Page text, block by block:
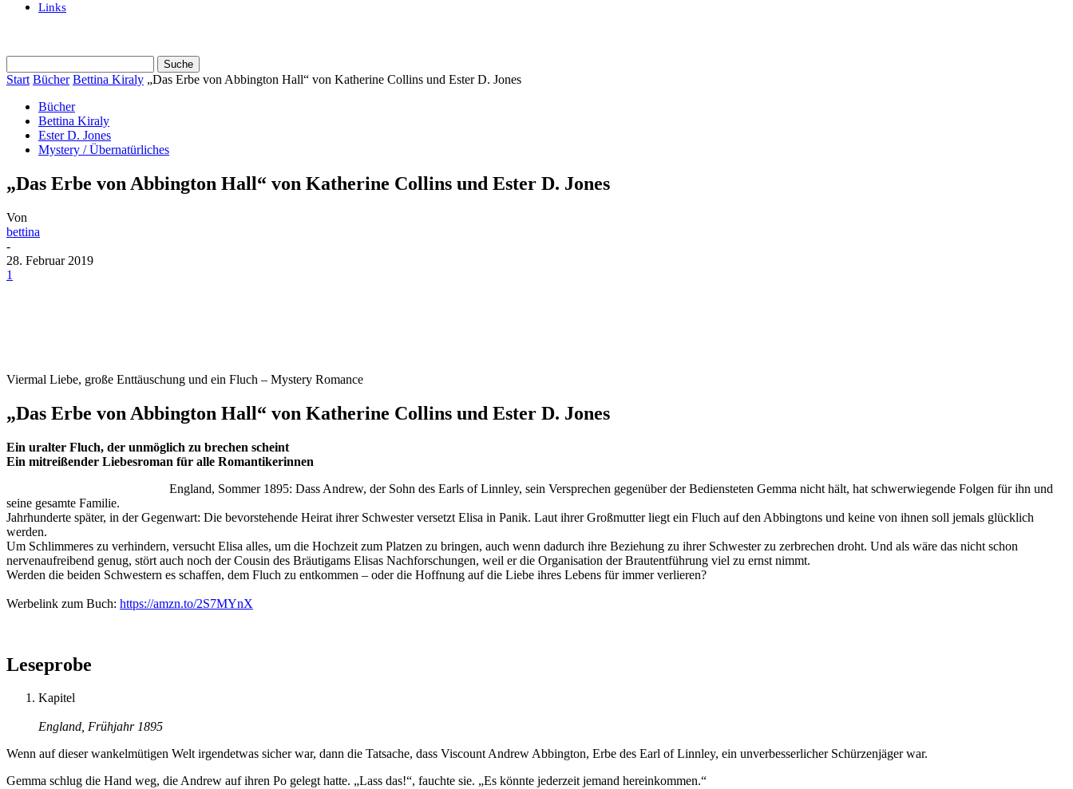
Links
Start Bücher Bettina Kiraly „Das Erbe von Abbington Hall“ von Katherine Collins und Ester D. Jones
Bücher
Bettina Kiraly
Ester D. Jones
Mystery / Übernatürliches
„Das Erbe von Abbington Hall“ von Katherine Collins und Ester D. Jones
Von
bettina
-
28. Februar 2019
1
Viermal Liebe, große Enttäuschung und ein Fluch – Mystery Romance
„Das Erbe von Abbington Hall“ von Katherine Collins und Ester D. Jones
Ein uralter Fluch, der unmöglich zu brechen scheint
Ein mitreißender Liebesroman für alle Romantikerinnen
England, Sommer 1895: Dass Andrew, der Sohn des Earls of Linnley, sein Versprechen gegenüber der Bediensteten Gemma nicht hält, hat schwerwiegende Folgen für ihn und
seine gesamte Familie.
Jahrhunderte später, in der Gegenwart: Die bevorstehende Heirat ihrer Schwester versetzt Elisa in Panik. Laut ihrer Großmutter liegt ein Fluch auf den Abbingtons und keine von ihnen soll jemals glücklich
werden.
Um Schlimmeres zu verhindern, versucht Elisa alles, um die Hochzeit zum Platzen zu bringen, auch wenn dadurch ihre Beziehung zu ihrer Schwester zu zerbrechen droht. Und als wäre das nicht schon
nervenaufreibend genug, stört auch noch der Cousin des Bräutigams Elisas Nachforschungen, weil er die Organisation der Brautentführung viel zu ernst nimmt.
Werden die beiden Schwestern es schaffen, dem Fluch zu entkommen – oder die Hoffnung auf die Liebe ihres Lebens für immer verlieren?
Werbelink zum Buch: https://amzn.to/2S7MYnX
Leseprobe
Kapitel
England, Frühjahr 1895
Wenn auf dieser wankelmütigen Welt irgendetwas sicher war, dann die Tatsache, dass Viscount Andrew Abbington, Erbe des Earl of Linnley, ein unverbesserlicher Schürzenjäger war.
Gemma schlug die Hand weg, die Andrew auf ihren Po gelegt hatte. „Lass das!“, fauchte sie. „Es könnte jederzeit jemand hereinkommen.“